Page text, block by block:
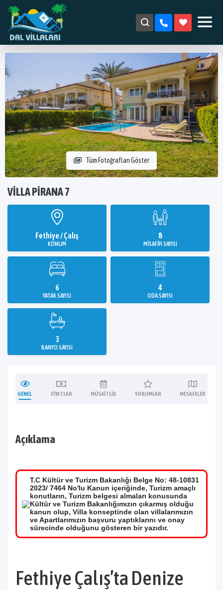
Tüm Fotoğrafları Göster
VILLA PIRANA 7
Fethiye / Çalış
KONUM
8
MISAFIR SAYISI
6
YATAK SAYISI
4
ODA SAYISI
3
BANYO SAYISI
GENEL FIYATLAR MÜSAITLIK YORUMLAR MESAFELER
Açıklama
T.C Kültür ve Turizm Bakanlığı Belge No: 48-10831
2023/ 7464 No'lu Kanun içeriğinde, Turizm amaçlı
konutların, Turizm belgesi almaları konusunda
Kültür ve Turizm Bakanlığımızın çıkarmış olduğu
kanun olup, Villa konseptinde olan villalarımızın
ve Apartlarımızın başvuru yaptıklarını ve onay
sürecinde olduğunu gösteren bir yazıdır.
Fethiye Çalış’ta Denize